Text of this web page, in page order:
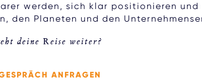
werden, sich klar positionieren und
den Planeten und den
deine Reise weiter?
ANFRAGEN